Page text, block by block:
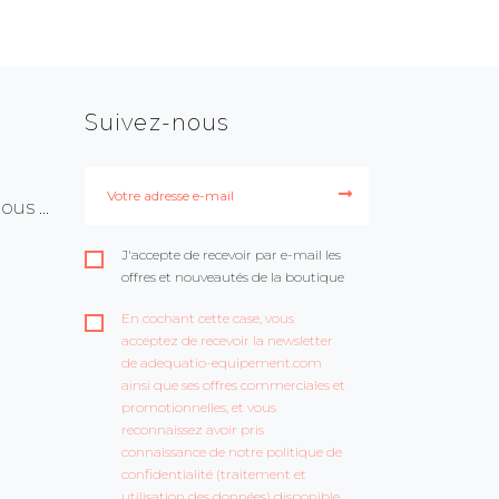
...
Suivez-nous
J'accepte de recevoir par e-mail les
offres et nouveautés de la boutique
En cochant cette case, vous
acceptez de recevoir la newsletter
de adequatio-equipement.com
ainsi que ses offres commerciales et
promotionnelles, et vous
reconnaissez avoir pris
connaissance de notre politique de
confidentialité (traitement et